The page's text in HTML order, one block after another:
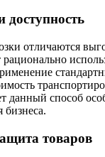
доступность
отличаются
данный способ
бизнеса.
товаров